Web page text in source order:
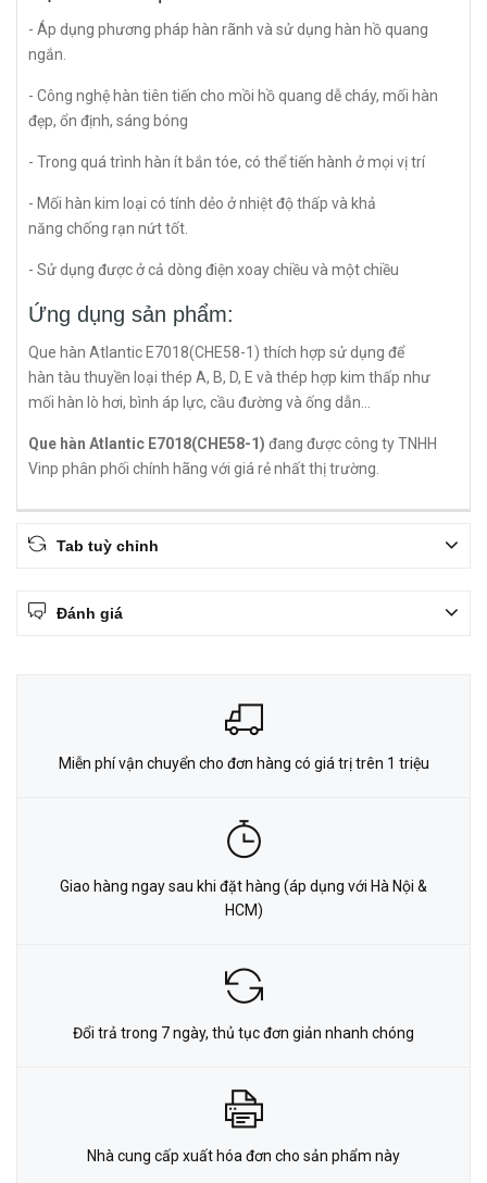
- Áp dụng phương pháp hàn rãnh và sử dụng hàn hồ quang
ngắn.
- Công nghệ hàn tiên tiến cho mồi hồ quang dễ cháy, mối hàn
đẹp, ổn định, sáng bóng
- Trong quá trình hàn ít bắn tóe, có thể tiến hành ở mọi vị trí
- Mối hàn kim loại có tính dẻo ở nhiệt độ thấp và khả
năng chống rạn nứt tốt.
- Sử dụng được ở cả dòng điện xoay chiều và một chiều
Ứng dụng sản phẩm:
Que hàn Atlantic E7018(CHE58-1) thích hợp sử dụng để
hàn tàu thuyền loại thép A, B, D, E và thép hợp kim thấp như
mối hàn lò hơi, bình áp lực, cầu đường và ống dẫn…
Que hàn Atlantic E7018(CHE58-1) đang được công ty TNHH
Vinp phân phối chính hãng với giá rẻ nhất thị trường.
Tab tuỳ chỉnh
Đánh giá
Miễn phí vận chuyển cho đơn hàng có giá trị trên 1 triệu
Giao hàng ngay sau khi đặt hàng (áp dụng với Hà Nội &
HCM)
Đổi trả trong 7 ngày, thủ tục đơn giản nhanh chóng
Nhà cung cấp xuất hóa đơn cho sản phẩm này